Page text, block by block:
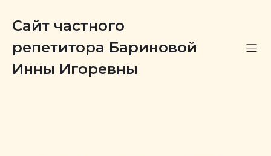
Сайт частного
репетитора Бариновой
Инны Игоревны